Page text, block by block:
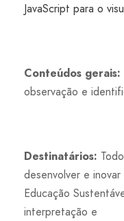
JavaScript para o
Conteúdos gerais:
observação e
Destinatários:
desenvolver e
Educação
interpretação e